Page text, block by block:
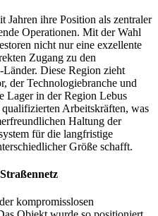
Jahren ihre Position als zentraler
Operationen. Mit der Wahl
nicht nur eine exzellente
Zugang zu den
Diese Region zieht
der Technologiebranche und
Lager in der Region Lebus
Arbeitskräften, was
Haltung der
für die langfristige
Größe schafft.
kompromisslosen